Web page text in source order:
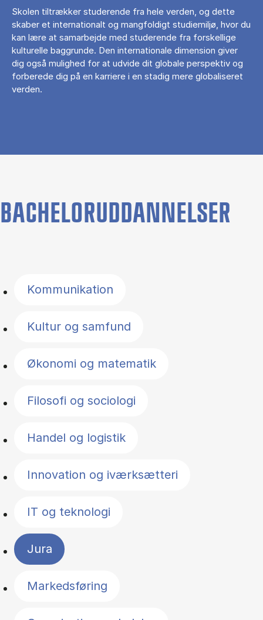
Skolen tiltrækker studerende fra hele verden, og dette
skaber et internationalt og mangfoldigt studiemiljø, hvor du
kan lære at samarbejde med studerende fra forskellige
kulturelle baggrunde. Den internationale dimension giver
dig også mulighed for at udvide dit globale perspektiv og
forberede dig på en karriere i en stadig mere globaliseret
verden.
BACHELORUDDANNELSER
Kommunikation
Kultur og samfund
Økonomi og matematik
Filosofi og sociologi
Handel og logistik
Innovation og iværksætteri
IT og teknologi
Jura
Markedsføring